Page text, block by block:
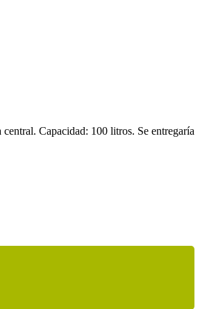
Capacidad: 100 litros. Se entregaría